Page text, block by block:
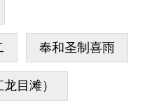
奉和圣制喜雨
目滩）